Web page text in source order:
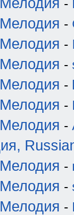
-
-
-
-
-
-
-
-
-
-